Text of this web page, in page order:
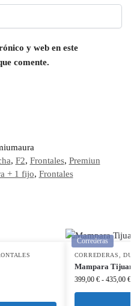
y web en este
comente.
, F2, Frontales, Premiun
+ 1 fijo, Frontales
Correderas
CORREDERAS,
Mampara
399,00 € - 435,00 €